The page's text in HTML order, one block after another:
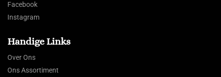
Facebook
Instagram
Handige Links
Over Ons
Ons Assortiment